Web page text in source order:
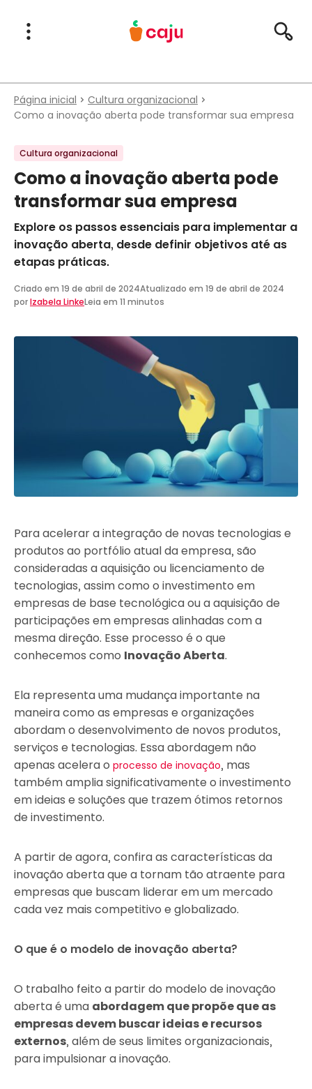
Menu Principal
Abrir Menu
Página inicial
Cultura organizacional
Como a inovação aberta pode transformar sua empresa
Cultura organizacional
Como a inovação aberta pode
transformar sua empresa
Explore os passos essenciais para implementar a
inovação aberta, desde definir objetivos até as
etapas práticas.
Criado em 19 de abril de 2024Atualizado em 19 de abril de 2024
porIzabela LinkeLeia em 11 minutos
Para acelerar a integração de novas tecnologias e
produtos ao portfólio atual da empresa, são
consideradas a aquisição ou licenciamento de
tecnologias, assim como o investimento em
empresas de base tecnológica ou a aquisição de
participações em empresas alinhadas com a
mesma direção. Esse processo é o que
conhecemos como Inovação Aberta.
Ela representa uma mudança importante na
maneira como as empresas e organizações
abordam o desenvolvimento de novos produtos,
serviços e tecnologias. Essa abordagem não
apenas acelera o processo de inovação, mas
também amplia significativamente o investimento
em ideias e soluções que trazem ótimos retornos
de investimento.
A partir de agora, confira as características da
inovação aberta que a tornam tão atraente para
empresas que buscam liderar em um mercado
cada vez mais competitivo e globalizado.
O que é o modelo de inovação aberta?
O trabalho feito a partir do modelo de inovação
aberta é uma abordagem que propõe que as
empresas devem buscar ideias e recursos
externos, além de seus limites organizacionais,
para impulsionar a inovação.